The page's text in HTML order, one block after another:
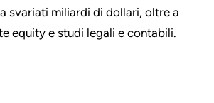
svariati miliardi di dollari, oltre a
equity e studi legali e contabili.